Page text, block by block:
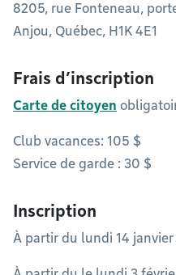
8205, rue Fonteneau,
Anjou, Québec, H1K 4E1
Frais d’inscription
Carte de citoyen
Club vacances: 105 $
Service de garde : 30 $
Inscription
À partir du lundi 14 janvier